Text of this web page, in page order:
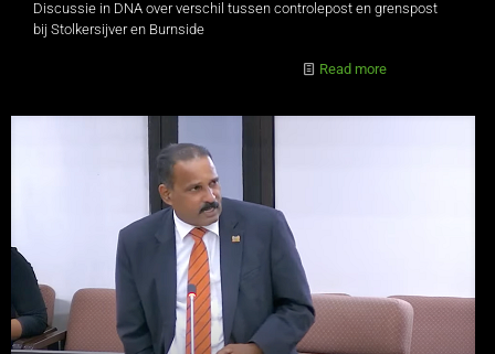
Discussie in DNA over verschil tussen controlepost en grenspost
bij Stolkersijver en Burnside
Read more